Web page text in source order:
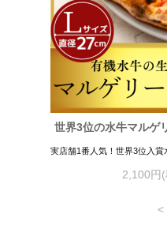
世界3位の水牛マルゲ
実店舗1番人気！世界3位入賞
2,100円
<